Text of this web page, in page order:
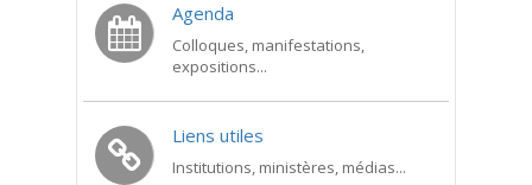
Agenda
Colloques, manifestations,
expositions...
Liens utiles
Institutions, ministères, médias...